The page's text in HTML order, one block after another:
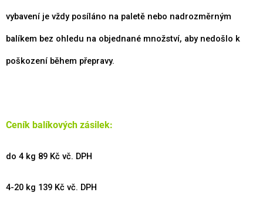
vybavení je vždy posíláno na paletě nebo nadrozměrným
balíkem bez ohledu na objednané množství, aby nedošlo k
poškození během přepravy.
Ceník balíkových zásilek:
do 4 kg 89 Kč vč. DPH
4-20 kg 139 Kč vč. DPH